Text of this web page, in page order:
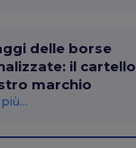
delle borse
il
marchio